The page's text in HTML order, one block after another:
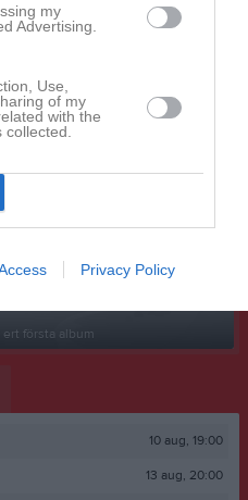
my
Advertising.
Use,
of my
with the
Privacy Policy
första album
10 aug, 19:00
13 aug, 20:00